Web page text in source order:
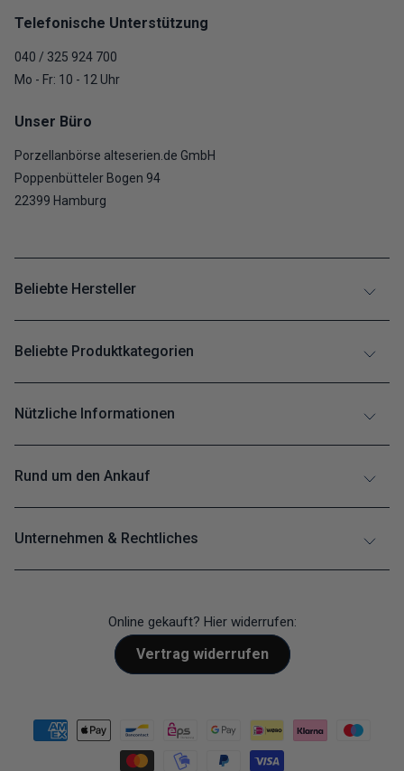
Telefonische Unterstützung
040 / 325 924 700
Mo - Fr: 10 - 12 Uhr
Unser Büro
Porzellanbörse alteserien.de GmbH
Poppenbütteler Bogen 94
22399 Hamburg
Beliebte Hersteller
Beliebte Produktkategorien
Nützliche Informationen
Rund um den Ankauf
Unternehmen & Rechtliches
Online gekauft? Hier widerrufen:
Vertrag widerrufen